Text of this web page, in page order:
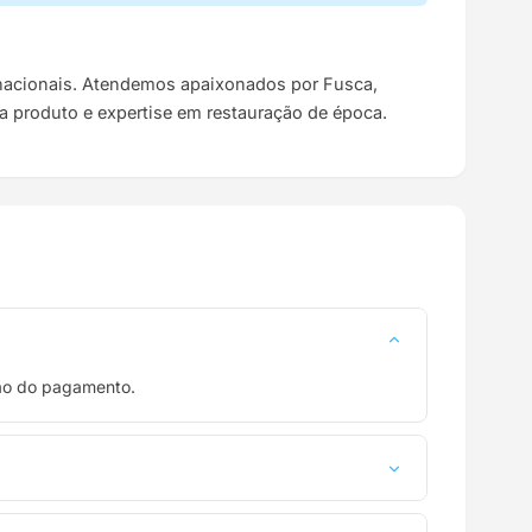
Atendemos apaixonados por Fusca,
produto e expertise em restauração de época.
do pagamento.